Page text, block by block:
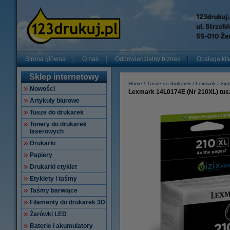
Strona główna O nas Odpowiedzialny biznes Obsługa
Sklep internetowy
Nowości
Artykuły biurowe
Tusze do drukarek
Tonery do drukarek
laserowych
Drukarki
Papiery
Drukarki etykiet
Etykiety i taśmy
Taśmy barwiące
Filamenty do drukarek 3D
Żarówki LED
Baterie i akumulatory
Home Tusze do drukarek Lexmark
Lexmark 14L0174E (Nr 210XL)